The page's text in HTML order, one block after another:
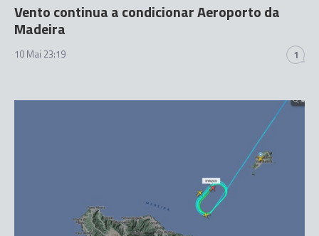
Vento continua a condicionar Aeroporto da
Madeira
10 Mai 23:19 1